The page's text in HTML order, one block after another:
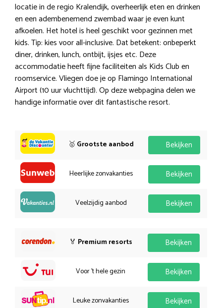
locatie in de regio Kralendijk, overheerlijk eten en drinken
en een adembenemend zwembad waar je even kunt
afkoelen. Het hotel is heel geschikt voor gezinnen met
kids. Tip: kies voor all-inclusive. Dat betekent: onbeperkt
diner, drinken, lunch, ontbijt, ijsjes etc. Deze
accommodatie heeft fijne faciliteiten als Kids Club en
roomservice. Vliegen doe je op Flamingo International
Airport (10 uur vluchttijd). Op deze webpagina delen we
handige informatie over dit fantastische resort.
🥇 Grootste aanbod Bekijken
Heerlijke zonvakanties Bekijken
Veelzijdig aanbod Bekijken
🏅 Premium resorts Bekijken
Voor 't hele gezin Bekijken
Leuke zonvakanties Bekijken